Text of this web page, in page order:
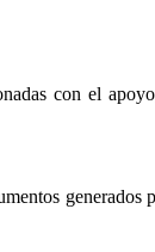
con el
generados